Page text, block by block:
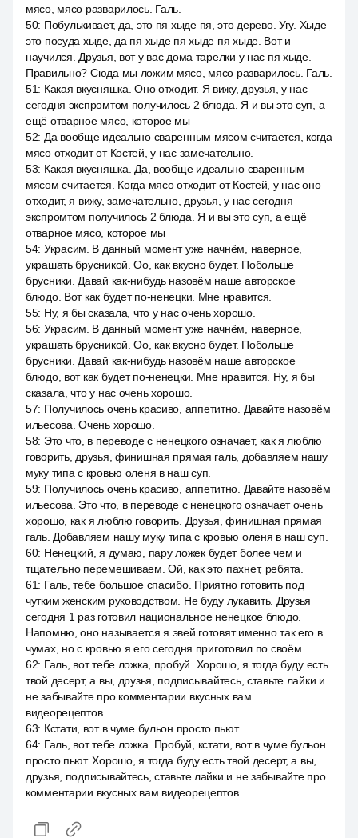
мясо, мясо разварилось. Галь.
50: Побулькивает, да, это пя хыде пя, это дерево. Угу. Хыде
это посуда хыде, да пя хыде пя хыде пя хыде. Вот и
научился. Друзья, вот у вас дома тарелки у нас пя хыде.
Правильно? Сюда мы ложим мясо, мясо разварилось. Галь.
51: Какая вкусняшка. Оно отходит. Я вижу, друзья, у нас
сегодня экспромтом получилось 2 блюда. Я и вы это суп, а
ещё отварное мясо, которое мы
52: Да вообще идеально сваренным мясом считается, когда
мясо отходит от Костей, у нас замечательно.
53: Какая вкусняшка. Да, вообще идеально сваренным
мясом считается. Когда мясо отходит от Костей, у нас оно
отходит, я вижу, замечательно, друзья, у нас сегодня
экспромтом получилось 2 блюда. Я и вы это суп, а ещё
отварное мясо, которое мы
54: Украсим. В данный момент уже начнём, наверное,
украшать брусникой. Оо, как вкусно будет. Побольше
брусники. Давай как-нибудь назовём наше авторское
блюдо. Вот как будет по-ненецки. Мне нравится.
55: Ну, я бы сказала, что у нас очень хорошо.
56: Украсим. В данный момент уже начнём, наверное,
украшать брусникой. Оо, как вкусно будет. Побольше
брусники. Давай как-нибудь назовём наше авторское
блюдо, вот как будет по-ненецки. Мне нравится. Ну, я бы
сказала, что у нас очень хорошо.
57: Получилось очень красиво, аппетитно. Давайте назовём
ильесова. Очень хорошо.
58: Это что, в переводе с ненецкого означает, как я люблю
говорить, друзья, финишная прямая галь, добавляем нашу
муку типа с кровью оленя в наш суп.
59: Получилось очень красиво, аппетитно. Давайте назовём
ильесова. Это что, в переводе с ненецкого означает очень
хорошо, как я люблю говорить. Друзья, финишная прямая
галь. Добавляем нашу муку типа с кровью оленя в наш суп.
60: Ненецкий, я думаю, пару ложек будет более чем и
тщательно перемешиваем. Ой, как это пахнет, ребята.
61: Галь, тебе большое спасибо. Приятно готовить под
чутким женским руководством. Не буду лукавить. Друзья
сегодня 1 раз готовил национальное ненецкое блюдо.
Напомню, оно называется я эвей готовят именно так его в
чумах, но с кровью я его сегодня приготовил по своём.
62: Галь, вот тебе ложка, пробуй. Хорошо, я тогда буду есть
твой десерт, а вы, друзья, подписывайтесь, ставьте лайки и
не забывайте про комментарии вкусных вам
видеорецептов.
63: Кстати, вот в чуме бульон просто пьют.
64: Галь, вот тебе ложка. Пробуй, кстати, вот в чуме бульон
просто пьют. Хорошо, я тогда буду есть твой десерт, а вы,
друзья, подписывайтесь, ставьте лайки и не забывайте про
комментарии вкусных вам видеорецептов.